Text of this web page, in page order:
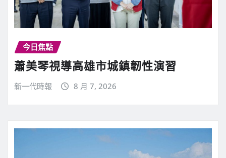
今日焦點
蕭美琴視導高雄市城鎮韌性演習
新一代時報 8 月 7, 2026